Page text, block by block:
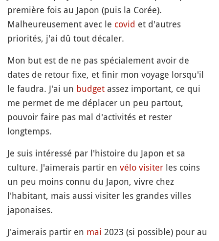
première fois au Japon (puis la Corée).
Malheureusement avec le covid et d'autres
priorités, j'ai dû tout décaler.
Mon but est de ne pas spécialement avoir de
dates de retour fixe, et finir mon voyage lorsqu'il
le faudra. J'ai un budget assez important, ce qui
me permet de me déplacer un peu partout,
pouvoir faire pas mal d'activités et rester
longtemps.
Je suis intéressé par l'histoire du Japon et sa
culture. J'aimerais partir en vélo visiter les coins
un peu moins connu du Japon, vivre chez
l'habitant, mais aussi visiter les grandes villes
japonaises.
J'aimerais partir en mai 2023 (si possible) pour au